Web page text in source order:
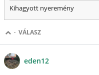
Kihagyott nyeremény
· VÁLASZ
eden12